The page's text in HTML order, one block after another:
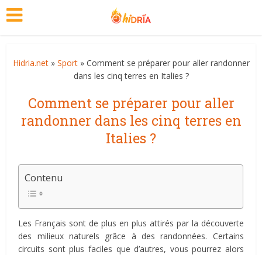
Hidria.net» Sport» Comment se préparer pour aller randonner
dans les cinq terres en Italies ?
Comment se préparer pour aller
randonner dans les cinq terres en
Italies ?
Contenu
Les Français sont de plus en plus attirés par la découverte
des milieux naturels grâce à des randonnées. Certains
circuits sont plus faciles que d’autres, vous pourrez alors